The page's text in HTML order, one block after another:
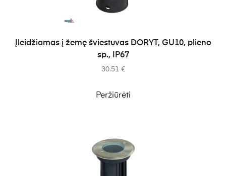
Į KREPŠELĮ
Įleidžiamas į žemę šviestuvas DORYT, GU10, plieno
sp., IP67
30.51 €
Peržiūrėti